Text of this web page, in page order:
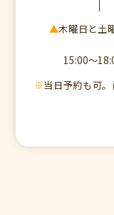
▲木曜日と土
15:00〜
※当日予約も可